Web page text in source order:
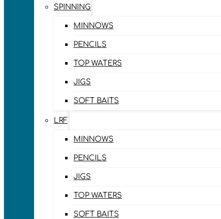
SPINNING
MINNOWS
PENCILS
TOP WATERS
JIGS
SOFT BAITS
LRF
MINNOWS
PENCILS
JIGS
TOP WATERS
SOFT BAITS